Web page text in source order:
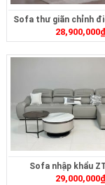
Sofa thư giãn chỉnh
28,900,000₫
Sofa nhập khẩu
29,000,000₫